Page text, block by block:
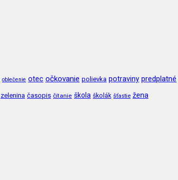
oblečenie otec očkovanie polievka potraviny predplatné
zelenina časopis čítanie škola školák šťastie žena